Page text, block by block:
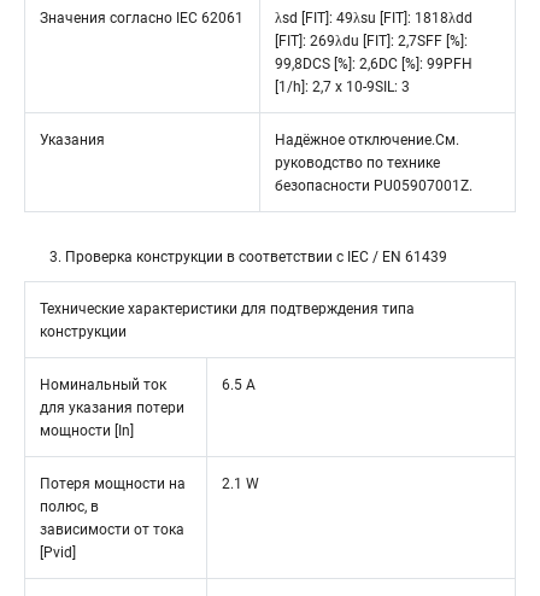
Значения согласно IEC 62061
λsd [FIT]: 49λsu [FIT]: 1818λdd
[FIT]: 269λdu [FIT]: 2,7SFF [%]:
99,8DCS [%]: 2,6DC [%]: 99PFH
[1/h]: 2,7 x 10-9SIL: 3
Указания
Надёжное отключение.См.
руководство по технике
безопасности PU05907001Z.
3. Проверка конструкции в соответствии с IEC / EN 61439
Технические характеристики для подтверждения типа
конструкции
Номинальный ток
для указания потери
мощности [In]
6.5 A
Потеря мощности на
полюс, в
зависимости от тока
[Pvid]
2.1 W